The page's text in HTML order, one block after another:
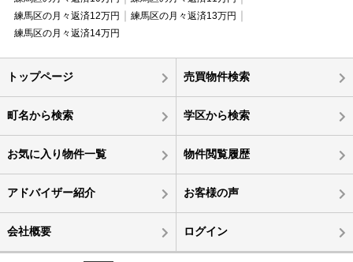
練馬区の月々返済12万円
練馬区の月々返済13万円
練馬区の月々返済14万円
トップページ 売買物件検索
町名から検索 学区から検索
お気に入り物件一覧 物件閲覧履歴
アドバイザー紹介 お客様の声
会社概要 ログイン